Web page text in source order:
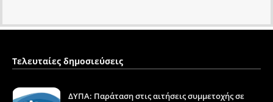
Τελευταίες δημοσιεύσεις
ΔΥΠΑ: Παράταση στις αιτήσεις συμμετοχής σε